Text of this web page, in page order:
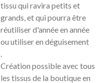
tissu qui ravira petits et
grands, et qui pourra être
réutiliser d'année en année
ou utiliser en déguisement
.
Création possible avec tous
les tissus de la boutique en